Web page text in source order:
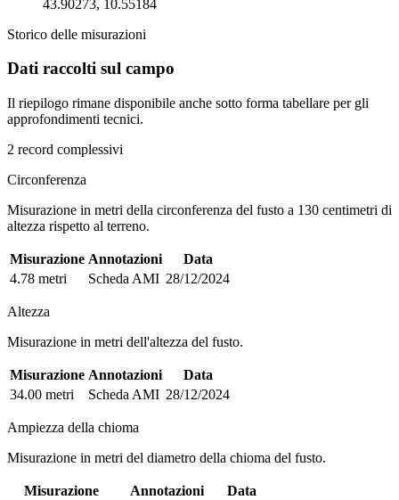
43.90273, 10.55184
Storico delle misurazioni
Dati raccolti sul campo
Il riepilogo rimane disponibile anche sotto forma tabellare per gli
approfondimenti tecnici.
2 record complessivi
Circonferenza
Misurazione in metri della circonferenza del fusto a 130 centimetri di
altezza rispetto al terreno.
Misurazione Annotazioni
Data
4.78 metri
Scheda AMI 28/12/2024
Altezza
Misurazione in metri dell'altezza del fusto.
Misurazione Annotazioni
Data
34.00 metri
Scheda AMI 28/12/2024
Ampiezza della chioma
Misurazione in metri del diametro della chioma del fusto.
Misurazione Annotazioni
Data